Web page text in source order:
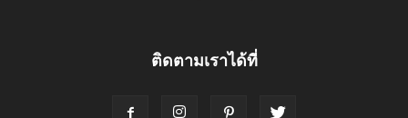
ติดตามเราได้ที่